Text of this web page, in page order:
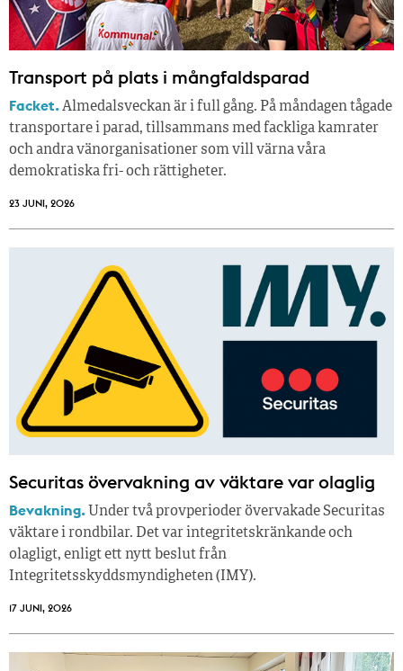
Transport på plats i mångfaldsparad
Facket.Almedalsveckan är i full gång. På måndagen tågade
transportare i parad, tillsammans med fackliga kamrater
och andra vänorganisationer som vill värna våra
demokratiska fri- och rättigheter.
23 JUNI, 2026
Securitas övervakning av väktare var olaglig
Bevakning. Under två provperioder övervakade Securitas
väktare i rondbilar. Det var integritetskränkande och
olagligt, enligt ett nytt beslut från
Integritetsskyddsmyndigheten (IMY).
17 JUNI, 2026